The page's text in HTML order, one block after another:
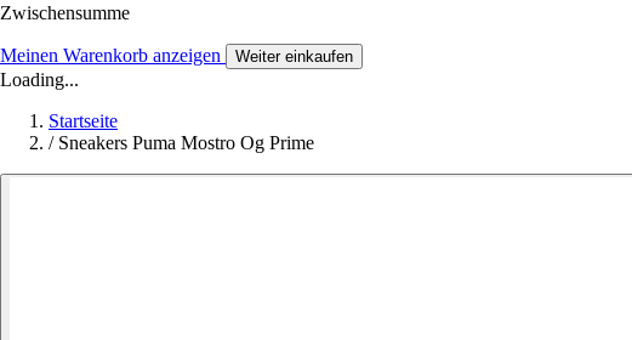
Zwischensumme
Meinen Warenkorb anzeigen Weiter einkaufen
Loading...
Startseite
/ Sneakers Puma Mostro Og Prime